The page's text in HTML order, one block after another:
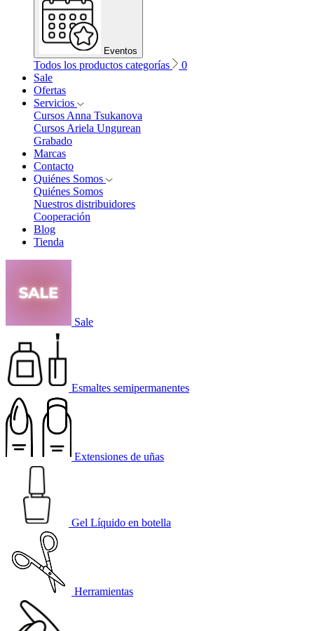
Eventos
Todos los productos categorías
0
Sale
Ofertas
Servicios
Cursos Anna Tsukanova
Cursos Ariela Ungurean
Grabado
Marcas
Contacto
Quiénes Somos
Quiénes Somos
Nuestros distribuidores
Cooperación
Blog
Tienda
Sale
Esmaltes semipermanentes
Extensiones de uñas
Gel Líquido en botella
Herramientas